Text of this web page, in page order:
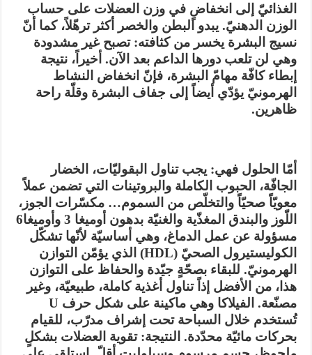
الغذائيّ إلى انخفاضٍ في وزن العضلات على حساب
الوزن الدهنيّ. يبدو البطن والخصر أكثر ترهّلاً، كما أنّ
نسيج البشرة يخسر من كثافته: تصبح غير مشدودة
وهي لن تلعب دورها الداعم بعد الآن. أخيراً، نتيجة
إبطاء كافّة مهامّ البشرة، فإنّ انخفاض النشاط
الهرمونيّ يؤدّي أيضاً إلى جفاف البشرة وقلّة راحة
ظاهرين.
أمّا الحلول فهي: يجب تناول البقوليّات، الخضار
الجافّة، الحبوب الكاملة والبروتينات التي تضمن عملاً
معويّاً صحيّاً والتخلّص من السموم… مكسّرات الجوز،
اللّوز والبندق المغذّية والغنيّة بدهون أوميغا 3 وأوميغا6
مسؤولة عن عمل الدماغ، وهي أساسيّة لأنّها تشكّل
الكوليستيرول الصحيّ (HDL) الذي يؤمّن التوازن
الهرمونيّ. للبقاء بصحّةٍ جيّدة والحفاظ على التوازن
هذا، من الأفضل إذاً تناول أغذية كاملة، طبيعيّة، وغير
مصنّعة. الفيلاكا وهي ماكينة على شكل حرف U
تُستخدم خلال السباحة تحت إشراف مدرّب، للقيام
بحركات مائيّة محدّدة. النتيجة: تقوية العضلات بشكلٍ